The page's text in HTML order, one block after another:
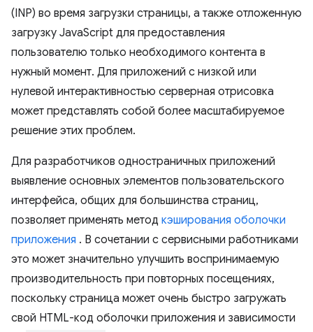
(INP) во время загрузки страницы, а также отложенную
загрузку JavaScript для предоставления
пользователю только необходимого контента в
нужный момент. Для приложений с низкой или
нулевой интерактивностью серверная отрисовка
может представлять собой более масштабируемое
решение этих проблем.
Для разработчиков одностраничных приложений
выявление основных элементов пользовательского
интерфейса, общих для большинства страниц,
позволяет применять метод кэширования оболочки
приложения . В сочетании с сервисными работниками
это может значительно улучшить воспринимаемую
производительность при повторных посещениях,
поскольку страница может очень быстро загружать
свой HTML-код оболочки приложения и зависимости